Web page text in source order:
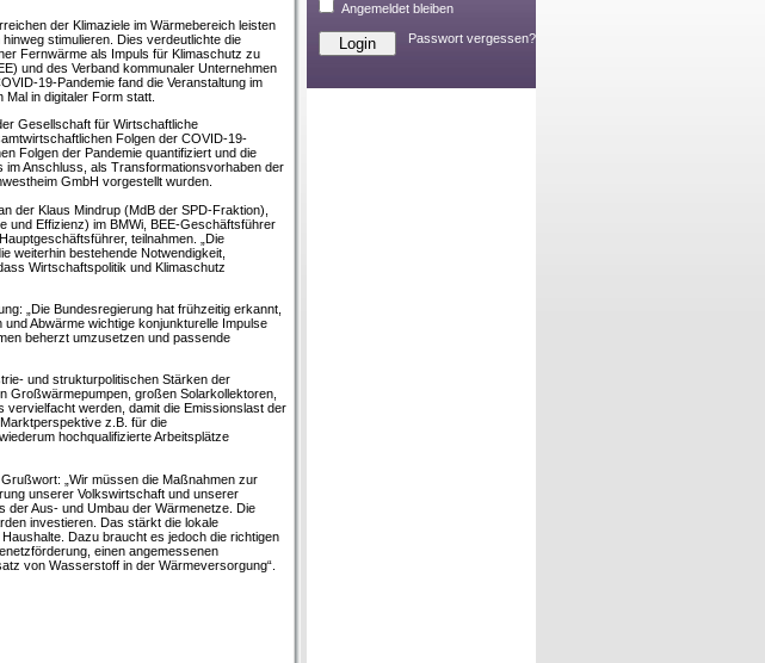
der Klimaziele im Wärmebereich leisten
stimulieren. Dies verdeutlichte die
Fernwärme als Impuls für Klimaschutz zu
und des Verband kommunaler Unternehmen
19-Pandemie fand die Veranstaltung im
in digitaler Form statt.
Gesellschaft für Wirtschaftliche
Folgen der COVID-19-
Folgen der Pandemie quantifiziert und die
Anschluss, als Transformationsvorhaben der
GmbH vorgestellt wurden.
der Klaus Mindrup (MdB der SPD-Fraktion),
und Effizienz) im BMWi, BEE-Geschäftsführer
teilnahmen. „Die
weiterhin bestehende Notwendigkeit,
Wirtschaftspolitik und Klimaschutz
„Die Bundesregierung hat frühzeitig erkannt,
Abwärme wichtige konjunkturelle Impulse
beherzt umzusetzen und passende
und strukturpolitischen Stärken der
Großwärmepumpen, großen Solarkollektoren,
vervielfacht werden, damit die Emissionslast der
z.B. für die
hochqualifizierte Arbeitsplätze
„Wir müssen die Maßnahmen zur
unserer Volkswirtschaft und unserer
der Aus- und Umbau der Wärmenetze. Die
investieren. Das stärkt die lokale
Dazu braucht es jedoch die richtigen
einen angemessenen
von Wasserstoff in der Wärmeversorgung“.
Angemeldet bleiben
Passwort vergessen?